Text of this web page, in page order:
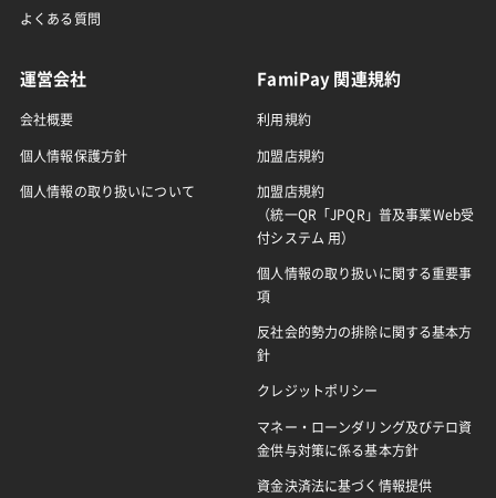
よくある質問
運営会社
会社概要
個人情報保護方針
個人情報の取り扱いについて
FamiPay 関連規約
利用規約
加盟店規約
加盟店規約
（統一QR「JPQR」普及事業Web受
付システム 用）
個人情報の取り扱いに関する重要事
項
反社会的勢力の排除に関する基本方
針
クレジットポリシー
マネー・ローンダリング及びテロ資
金供与対策に係る基本方針
資金決済法に基づく情報提供